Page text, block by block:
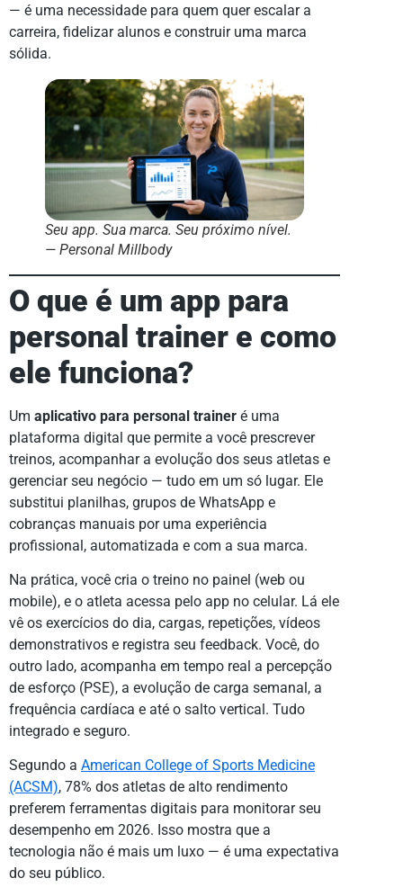
— é uma necessidade para quem quer escalar a
carreira, fidelizar alunos e construir uma marca
sólida.
Seu app. Sua marca. Seu próximo nível.
— Personal Millbody
O que é um app para
personal trainer e como
ele funciona?
Um aplicativo para personal trainer é uma
plataforma digital que permite a você prescrever
treinos, acompanhar a evolução dos seus atletas e
gerenciar seu negócio — tudo em um só lugar. Ele
substitui planilhas, grupos de WhatsApp e
cobranças manuais por uma experiência
profissional, automatizada e com a sua marca.
Na prática, você cria o treino no painel (web ou
mobile), e o atleta acessa pelo app no celular. Lá ele
vê os exercícios do dia, cargas, repetições, vídeos
demonstrativos e registra seu feedback. Você, do
outro lado, acompanha em tempo real a percepção
de esforço (PSE), a evolução de carga semanal, a
frequência cardíaca e até o salto vertical. Tudo
integrado e seguro.
Segundo a American College of Sports Medicine
(ACSM), 78% dos atletas de alto rendimento
preferem ferramentas digitais para monitorar seu
desempenho em 2026. Isso mostra que a
tecnologia não é mais um luxo — é uma expectativa
do seu público.